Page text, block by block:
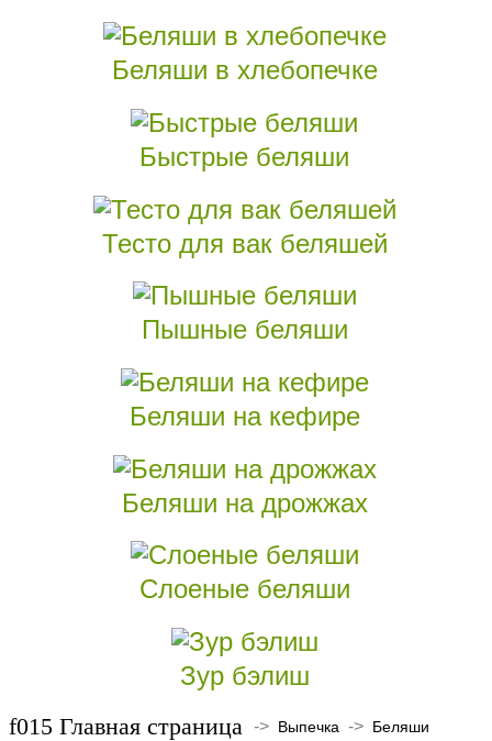
Беляши в хлебопечке
Быстрые беляши
Тесто для вак беляшей
Пышные беляши
Беляши на кефире
Беляши на дрожжах
Слоеные беляши
Зур бэлиш
Главная страница -> Выпечка -> Беляши